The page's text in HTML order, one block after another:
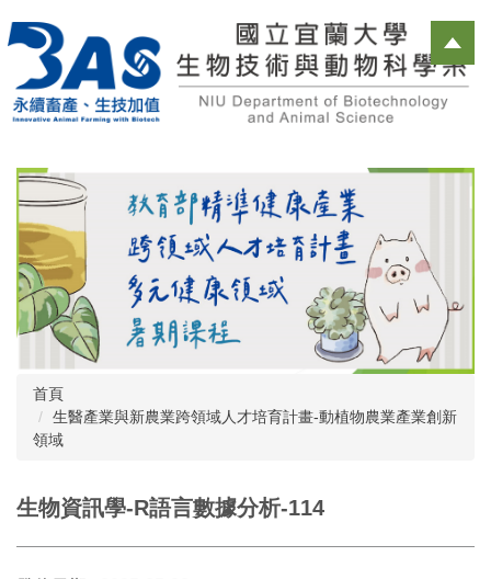
到
要
內
首頁
生醫產業與新農業跨領域人才培育計畫-動植物農業產業創新
領域
生物資訊學-R語言數據分析-114